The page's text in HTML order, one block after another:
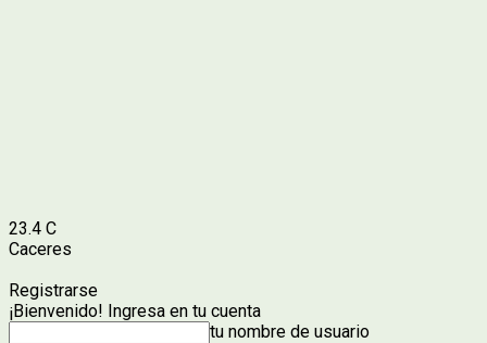
23.4 C
Caceres
Registrarse
¡Bienvenido! Ingresa en tu cuenta
tu nombre de usuario